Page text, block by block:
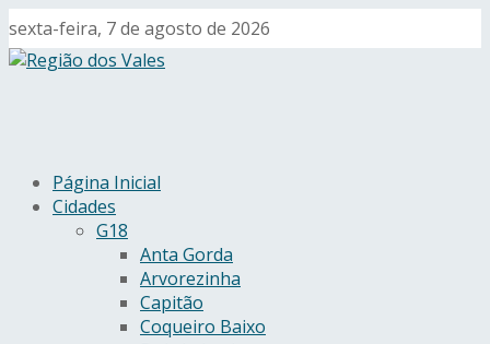
sexta-feira, 7 de agosto de 2026
Página Inicial
Cidades
G18
Anta Gorda
Arvorezinha
Capitão
Coqueiro Baixo